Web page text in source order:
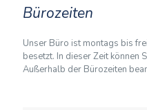
Bürozeiten
Unser Büro ist montags bis
besetzt. In dieser Zeit können
Außerhalb der Bürozeiten